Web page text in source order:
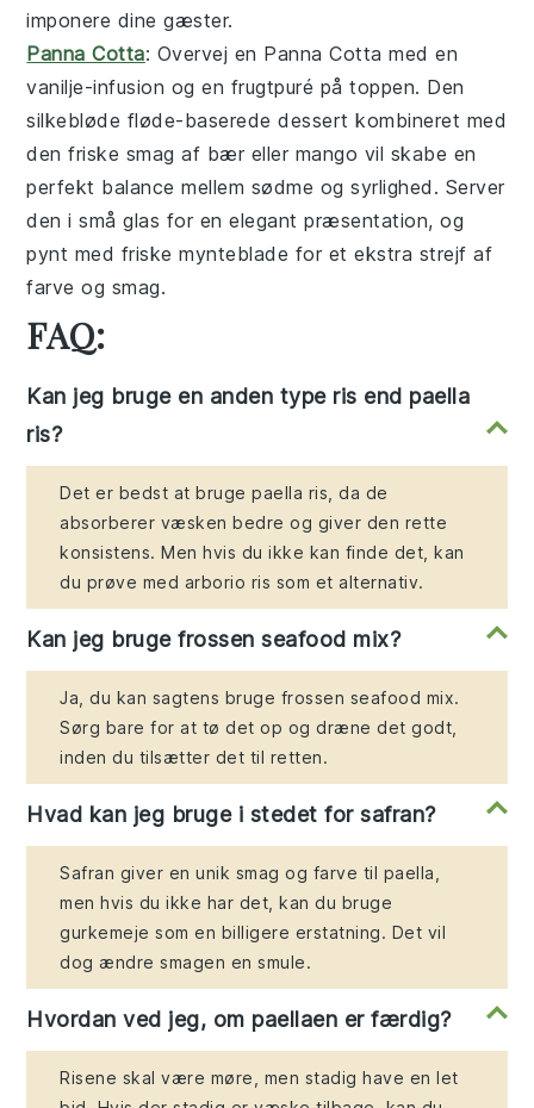
imponere dine gæster.
Panna Cotta: Overvej en Panna Cotta med en
vanilje-infusion og en frugtpuré på toppen. Den
silkebløde fløde-baserede dessert kombineret med
den friske smag af bær eller mango vil skabe en
perfekt balance mellem sødme og syrlighed. Server
den i små glas for en elegant præsentation, og
pynt med friske mynteblade for et ekstra strejf af
farve og smag.
FAQ:
Kan jeg bruge en anden type ris end paella
ris?
Det er bedst at bruge paella ris, da de
absorberer væsken bedre og giver den rette
konsistens. Men hvis du ikke kan finde det, kan
du prøve med arborio ris som et alternativ.
Kan jeg bruge frossen seafood mix?
Ja, du kan sagtens bruge frossen seafood mix.
Sørg bare for at tø det op og dræne det godt,
inden du tilsætter det til retten.
Hvad kan jeg bruge i stedet for safran?
Safran giver en unik smag og farve til paella,
men hvis du ikke har det, kan du bruge
gurkemeje som en billigere erstatning. Det vil
dog ændre smagen en smule.
Hvordan ved jeg, om paellaen er færdig?
Risene skal være møre, men stadig have en let